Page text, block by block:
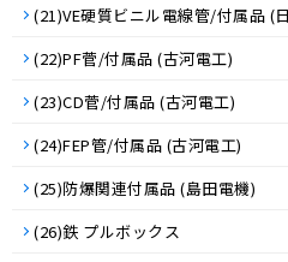
(21)VE硬質ビニル電線管/付属品 (
(22)PF菅/付属品 (古河電工)
(23)CD菅/付属品 (古河電工)
(24)FEP管/付属品 (古河電工)
(25)防爆関連付属品 (島田電機)
(26)鉄 プルボックス